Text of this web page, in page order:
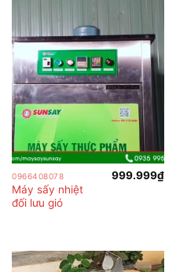
0966408078
Máy sấy nhiệt
đối lưu gió
999.999₫